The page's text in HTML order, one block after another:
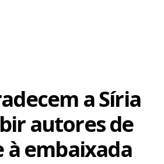
a Síria
autores de
à embaixada